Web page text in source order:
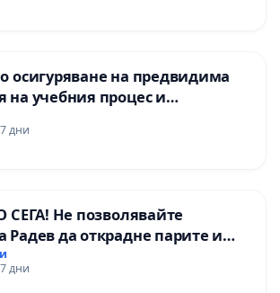
осигуряване на предвидима
на учебния процес и
на правото на равнопоставено
образование на учениците от
I“ и Хуманитарна
дни
СЕГА! Не позволявайте
Радев да открадне парите и
тъмното
дни